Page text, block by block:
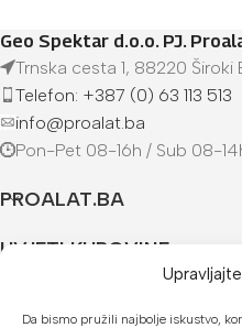
Da bismo pružili najbolje iskustvo,
Geo Spektar d.o.o. PJ.
Trnska cesta 1, 88220 Široki
Telefon: +387 (0) 63 113 513
info@proalat.ba
Pon-Pet 08-16h / Sub 08-
PROALAT.BA
UVJETI KUPOVINE